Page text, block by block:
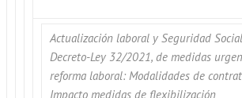
Actualización laboral y Seguridad
Decreto-Ley 32/2021, de medidas
reforma laboral: Modalidades de
Impacto medidas de flexibilización